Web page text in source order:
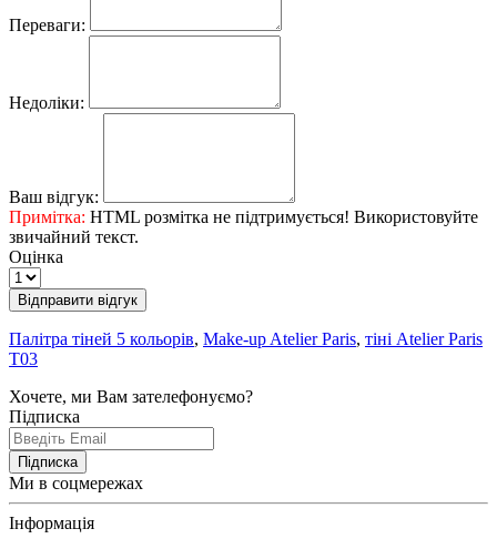
Переваги:
Недоліки:
Ваш відгук:
Примітка: HTML розмітка не підтримується! Використовуйте
звичайний текст.
Оцінка
Відправити відгук
Палітра тіней 5 кольорів, Make-up Atelier Paris, тіні Atelier Paris
Т03
Хочете, ми Вам зателефонуємо?
Підписка
Підписка
Ми в соцмережах
Інформація